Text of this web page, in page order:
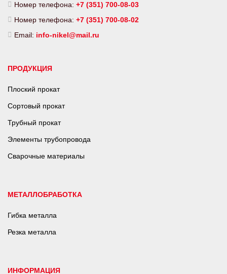
Номер телефона: +7 (351) 700-08-03
Номер телефона: +7 (351) 700-08-02
Email: info-nikel@mail.ru
ПРОДУКЦИЯ
Плоский прокат
Сортовый прокат
Трубный прокат
Элементы трубопровода
Сварочные материалы
МЕТАЛЛОБРАБОТКА
Гибка металла
Резка металла
ИНФОРМАЦИЯ